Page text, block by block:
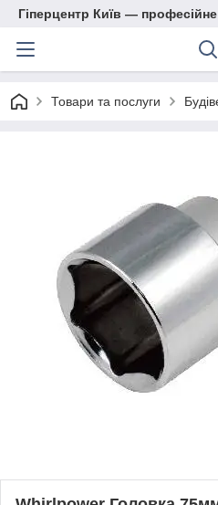
Гіперцентр Київ —
Товари та послуги